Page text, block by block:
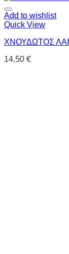
Add to wishlist
Quick View
ΧΝΟΥΔΩΤΟΣ
14.50 €